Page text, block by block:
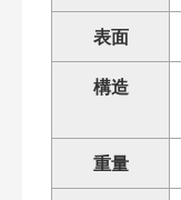
表面
構造
重量